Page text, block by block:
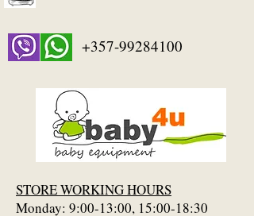
+357-99284100
STORE WORKING HOURS
Monday: 9:00-13:00, 15:00-18:30